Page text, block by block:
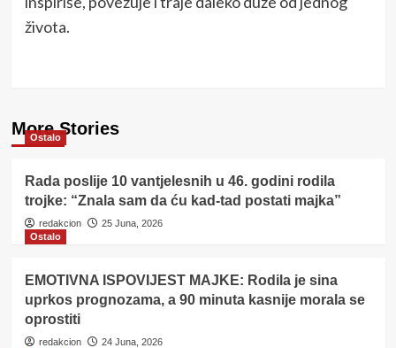
života.
More Stories
Ostalo
Rada poslije 10 vantjelesnih u 46. godini rodila
trojke: “Znala sam da ću kad-tad postati majka”
redakcion
25 Juna, 2026
Ostalo
EMOTIVNA ISPOVIJEST MAJKE: Rodila je sina
uprkos prognozama, a 90 minuta kasnije morala se
oprostiti
redakcion
24 Juna, 2026